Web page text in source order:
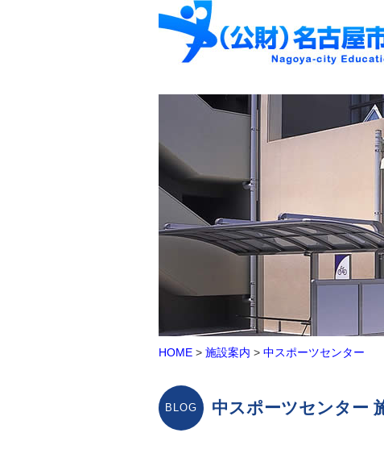
HOME > 施設案内 > 中スポーツセンター
中スポーツセンター